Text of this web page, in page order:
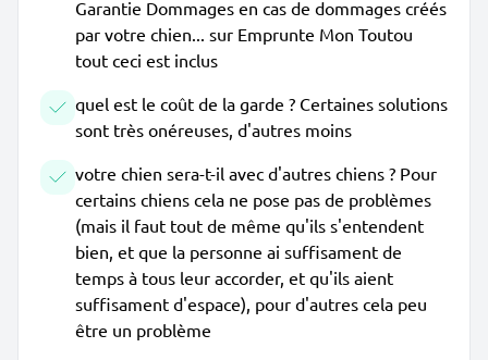
Garantie Dommages en cas de dommages créés
par votre chien... sur Emprunte Mon Toutou
tout ceci est inclus
quel est le coût de la garde ? Certaines solutions
sont très onéreuses, d'autres moins
votre chien sera-t-il avec d'autres chiens ? Pour
certains chiens cela ne pose pas de problèmes
(mais il faut tout de même qu'ils s'entendent
bien, et que la personne ai suffisament de
temps à tous leur accorder, et qu'ils aient
suffisament d'espace), pour d'autres cela peu
être un problème